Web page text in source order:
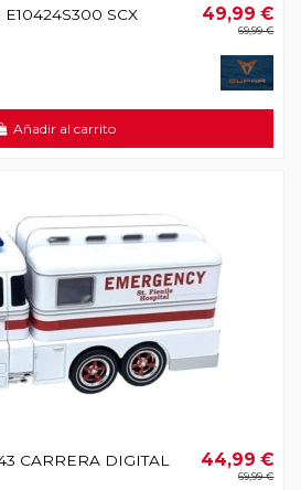
SCX
49,99 €
69,99 €
Añadir al carrito
CARRERA DIGITAL 44,99 €
69,99 €